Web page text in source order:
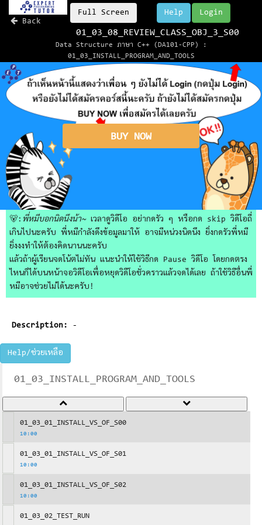
Back
Full Screen Login
Help
01_03_08_REVIEW_CLASS_OBJ_3_S00
Data Structure ภาษา C++ (DA101-CPP) :
01_03_INSTALL_PROGRAM_AND_TOOLS
BUY NOW
🐻: พี่หมีบอกนิดนึงน้า~เวลาดูวิดีโอ อย่ากดรัว ๆ หรือกด skip วิดีโอถี่
เกินไปนะครับ พี่หมีกำลังดึงข้อมูลมาให้ อาจมีหน่วงนิดนึง ยิ่งกดรัวพี่หมี
ยิ่งงงทำให้ต้องคิดนานนะครับ
แล้วถ้าผู้เรียนจดโน้ตไม่ทัน แนะนำให้ใช้วิธีกด Pause วิดีโอ โดยกดตรง
ไหนก็ได้บนหน้าจอวิดีโอเพื่อหยุดวิดีโอชั่วคราวแล้วจดได้เลย ถ้าใช้วิธีอื่นพี่
หมีอาจช่วยไม่ได้นะครับ!
Description: -
Help/ช่วยเหลือ
01_03_INSTALL_PROGRAM_AND_TOOLS
01_03_01_INSTALL_VS_OF_S00
10:00
01_03_01_INSTALL_VS_OF_S01
10:00
01_03_01_INSTALL_VS_OF_S02
10:00
01_03_02_TEST_RUN